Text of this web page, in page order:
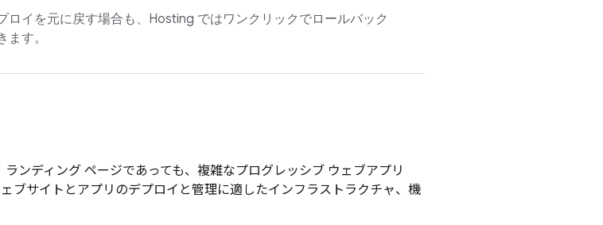
ロイを元に戻す場合も、 Hosting ではワンクリックでロールバック
ます。
ンディング ページであっても、複雑なプログレッシブ ウェブアプリ
ブサイトとアプリのデプロイと管理に適したインフラストラクチャ、機